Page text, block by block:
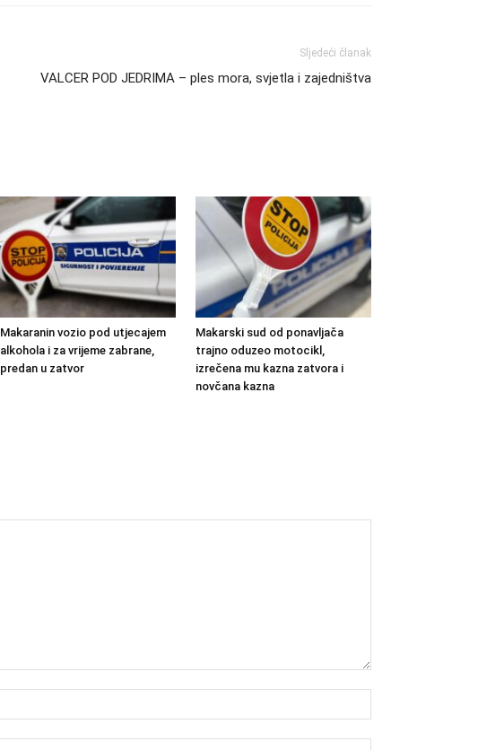
Sljedeći članak
VALCER POD JEDRIMA – ples mora, svjetla i zajedništva
Makaranin vozio pod utjecajem
alkohola i za vrijeme zabrane,
predan u zatvor
Makarski sud od ponavljača
trajno oduzeo motocikl,
izrečena mu kazna zatvora i
novčana kazna